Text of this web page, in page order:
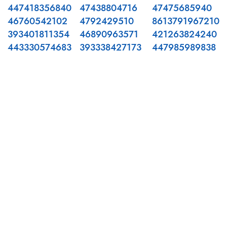
447418356840
46760542102
393401811354
443330574683
47438804716
4792429510
46890963571
393338427173
47475685940
8613791967210
421263824240
447985989838